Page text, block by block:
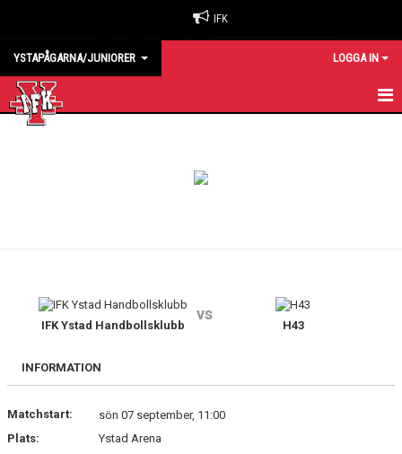
IFK
YSTAPÅGARNA/JUNIORER LOGGA IN
IFK Ystad Handbollsklubb
vs
H43
INFORMATION
Matchstart:
sön 07 september, 11:00
Plats:
Ystad Arena